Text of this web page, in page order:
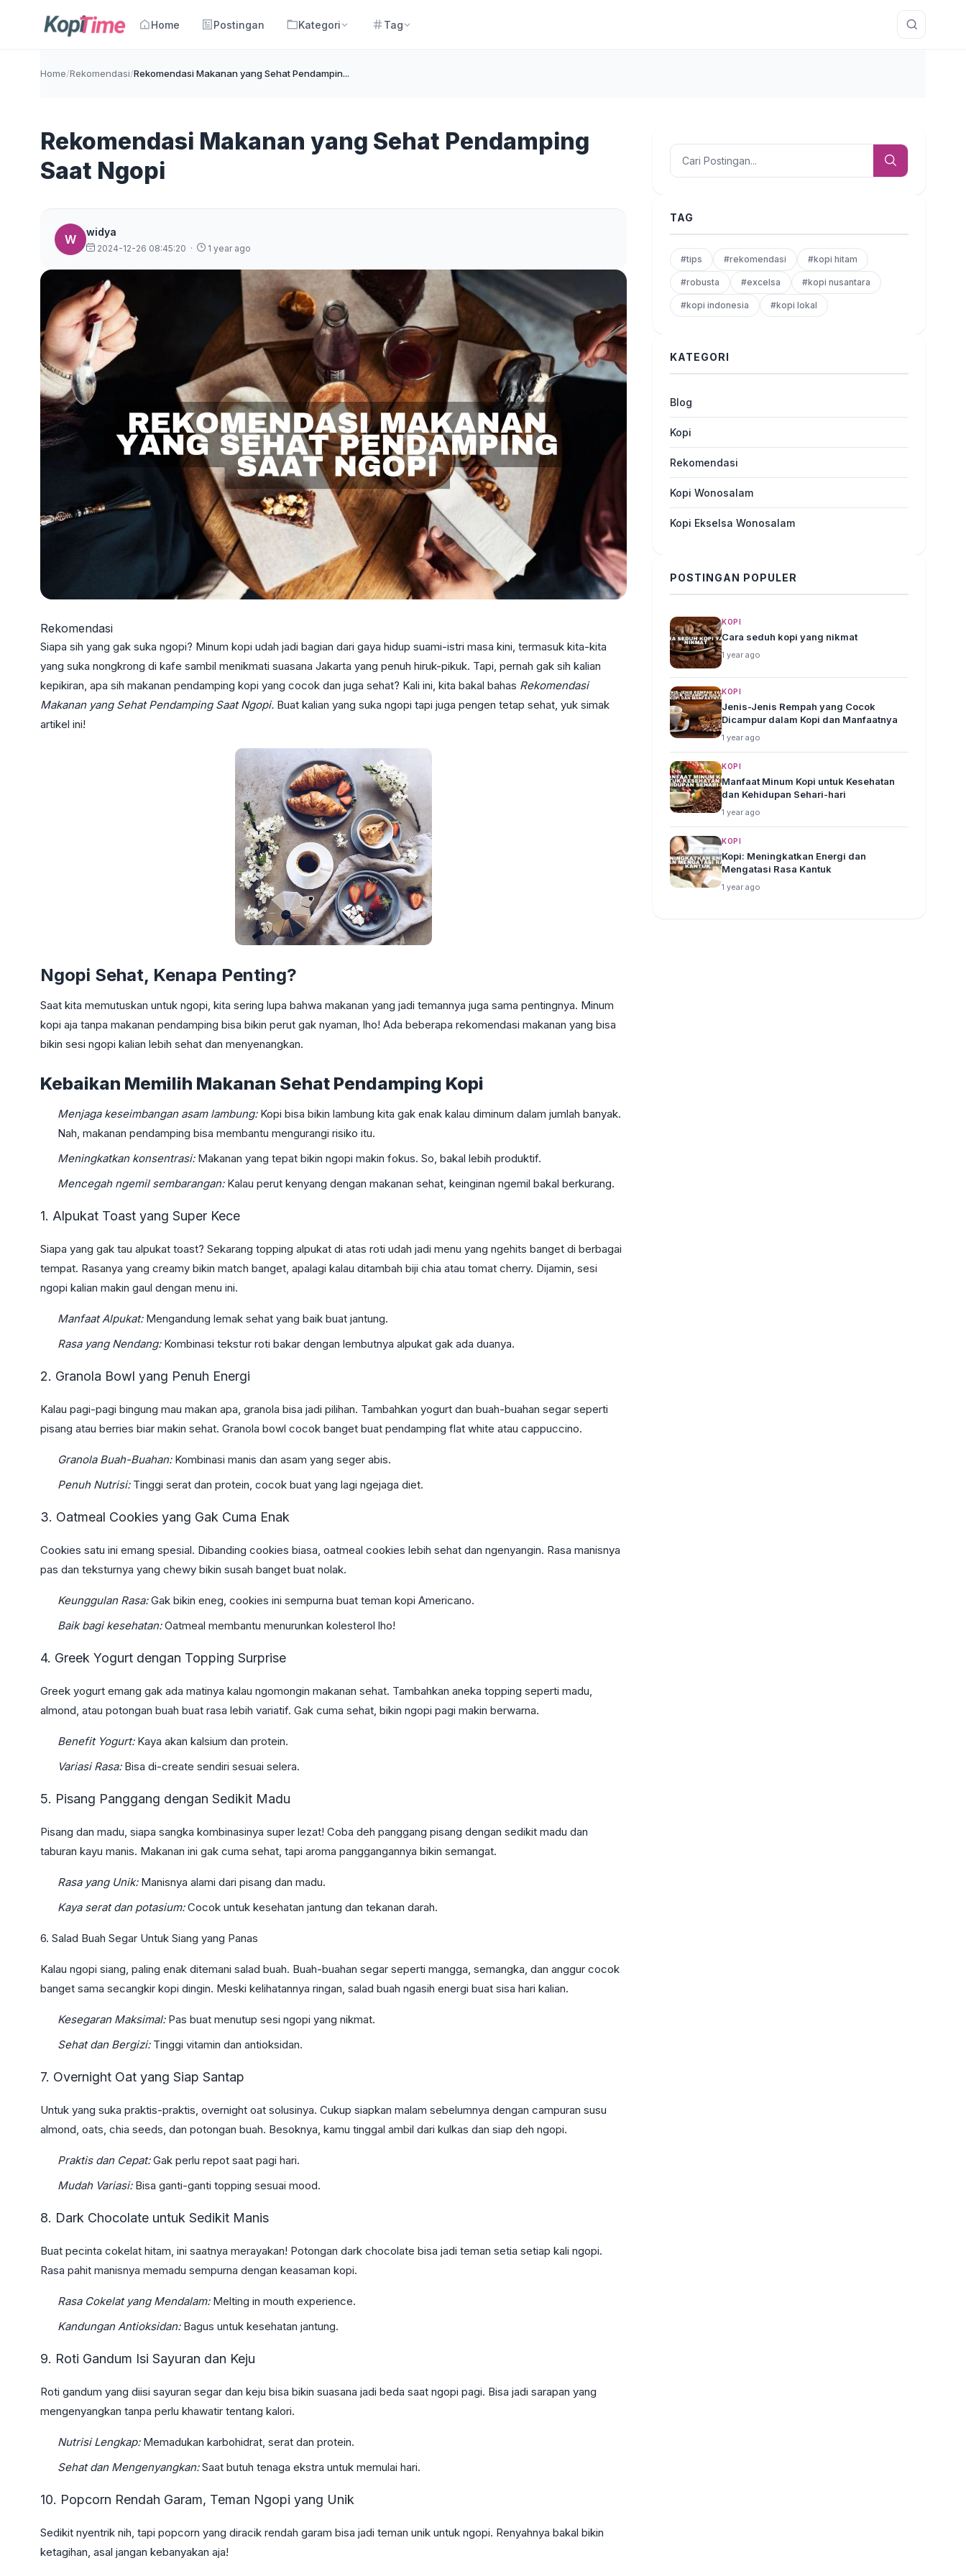
Home Postingan Kategori Tag
Home/Rekomendasi/Rekomendasi Makanan yang Sehat Pendampin...
Rekomendasi Makanan yang Sehat Pendamping
Saat Ngopi
W
widya
2024-12-26 08:45:20 · 1 year ago
Rekomendasi
Siapa sih yang gak suka ngopi? Minum kopi udah jadi bagian dari gaya hidup suami-istri masa kini, termasuk kita-kita
yang suka nongkrong di kafe sambil menikmati suasana Jakarta yang penuh hiruk-pikuk. Tapi, pernah gak sih kalian
kepikiran, apa sih makanan pendamping kopi yang cocok dan juga sehat? Kali ini, kita bakal bahas Rekomendasi
Makanan yang Sehat Pendamping Saat Ngopi. Buat kalian yang suka ngopi tapi juga pengen tetap sehat, yuk simak
artikel ini!
Ngopi Sehat, Kenapa Penting?
Saat kita memutuskan untuk ngopi, kita sering lupa bahwa makanan yang jadi temannya juga sama pentingnya. Minum
kopi aja tanpa makanan pendamping bisa bikin perut gak nyaman, lho! Ada beberapa rekomendasi makanan yang bisa
bikin sesi ngopi kalian lebih sehat dan menyenangkan.
Kebaikan Memilih Makanan Sehat Pendamping Kopi
Menjaga keseimbangan asam lambung: Kopi bisa bikin lambung kita gak enak kalau diminum dalam jumlah banyak.
Nah, makanan pendamping bisa membantu mengurangi risiko itu.
Meningkatkan konsentrasi:Makanan yang tepat bikin ngopi makin fokus. So, bakal lebih produktif.
Mencegah ngemil sembarangan:Kalau perut kenyang dengan makanan sehat, keinginan ngemil bakal berkurang.
1. Alpukat Toast yang Super Kece
Siapa yang gak tau alpukat toast? Sekarang topping alpukat di atas roti udah jadi menu yang ngehits banget di berbagai
tempat. Rasanya yang creamy bikin match banget, apalagi kalau ditambah biji chia atau tomat cherry. Dijamin, sesi
ngopi kalian makin gaul dengan menu ini.
Manfaat Alpukat: Mengandung lemak sehat yang baik buat jantung.
Rasa yang Nendang:Kombinasi tekstur roti bakar dengan lembutnya alpukat gak ada duanya.
2. Granola Bowl yang Penuh Energi
Kalau pagi-pagi bingung mau makan apa, granola bisa jadi pilihan. Tambahkan yogurt dan buah-buahan segar seperti
pisang atau berries biar makin sehat. Granola bowl cocok banget buat pendamping flat white atau cappuccino.
Granola Buah-Buahan:Kombinasi manis dan asam yang seger abis.
Penuh Nutrisi: Tinggi serat dan protein, cocok buat yang lagi ngejaga diet.
3. Oatmeal Cookies yang Gak Cuma Enak
Cookies satu ini emang spesial. Dibanding cookies biasa, oatmeal cookies lebih sehat dan ngenyangin. Rasa manisnya
pas dan teksturnya yang chewy bikin susah banget buat nolak.
Keunggulan Rasa:Gak bikin eneg, cookies ini sempurna buat teman kopi Americano.
Baik bagi kesehatan:Oatmeal membantu menurunkan kolesterol lho!
4. Greek Yogurt dengan Topping Surprise
Greek yogurt emang gak ada matinya kalau ngomongin makanan sehat. Tambahkan aneka topping seperti madu,
almond, atau potongan buah buat rasa lebih variatif. Gak cuma sehat, bikin ngopi pagi makin berwarna.
Benefit Yogurt: Kaya akan kalsium dan protein.
Variasi Rasa: Bisa di-create sendiri sesuai selera.
5. Pisang Panggang dengan Sedikit Madu
Pisang dan madu, siapa sangka kombinasinya super lezat! Coba deh panggang pisang dengan sedikit madu dan
taburan kayu manis. Makanan ini gak cuma sehat, tapi aroma panggangannya bikin semangat.
Rasa yang Unik: Manisnya alami dari pisang dan madu.
Kaya serat dan potasium:Cocok untuk kesehatan jantung dan tekanan darah.
6. Salad Buah Segar Untuk Siang yang Panas
Kalau ngopi siang, paling enak ditemani salad buah. Buah-buahan segar seperti mangga, semangka, dan anggur cocok
banget sama secangkir kopi dingin. Meski kelihatannya ringan, salad buah ngasih energi buat sisa hari kalian.
Kesegaran Maksimal: Pas buat menutup sesi ngopi yang nikmat.
Sehat dan Bergizi: Tinggi vitamin dan antioksidan.
7. Overnight Oat yang Siap Santap
Untuk yang suka praktis-praktis, overnight oat solusinya. Cukup siapkan malam sebelumnya dengan campuran susu
almond, oats, chia seeds, dan potongan buah. Besoknya, kamu tinggal ambil dari kulkas dan siap deh ngopi.
Praktis dan Cepat:Gak perlu repot saat pagi hari.
Mudah Variasi:Bisa ganti-ganti topping sesuai mood.
8. Dark Chocolate untuk Sedikit Manis
Buat pecinta cokelat hitam, ini saatnya merayakan! Potongan dark chocolate bisa jadi teman setia setiap kali ngopi.
Rasa pahit manisnya memadu sempurna dengan keasaman kopi.
Rasa Cokelat yang Mendalam: Melting in mouth experience.
Kandungan Antioksidan: Bagus untuk kesehatan jantung.
9. Roti Gandum Isi Sayuran dan Keju
Roti gandum yang diisi sayuran segar dan keju bisa bikin suasana jadi beda saat ngopi pagi. Bisa jadi sarapan yang
mengenyangkan tanpa perlu khawatir tentang kalori.
Nutrisi Lengkap: Memadukan karbohidrat, serat dan protein.
Sehat dan Mengenyangkan:Saat butuh tenaga ekstra untuk memulai hari.
10. Popcorn Rendah Garam, Teman Ngopi yang Unik
Sedikit nyentrik nih, tapi popcorn yang diracik rendah garam bisa jadi teman unik untuk ngopi. Renyahnya bakal bikin
ketagihan, asal jangan kebanyakan aja!
TAG
#tips #rekomendasi #kopi hitam
#robusta #excelsa #kopi nusantara
#kopi indonesia #kopi lokal
KATEGORI
Blog
Kopi
Rekomendasi
Kopi Wonosalam
Kopi Ekselsa Wonosalam
POSTINGAN POPULER
KOPI
Cara seduh kopi yang nikmat
1 year ago
KOPI
Jenis-Jenis Rempah yang Cocok
Dicampur dalam Kopi dan Manfaatnya
1 year ago
KOPI
Manfaat Minum Kopi untuk Kesehatan
dan Kehidupan Sehari-hari
1 year ago
KOPI
Kopi: Meningkatkan Energi dan
Mengatasi Rasa Kantuk
1 year ago